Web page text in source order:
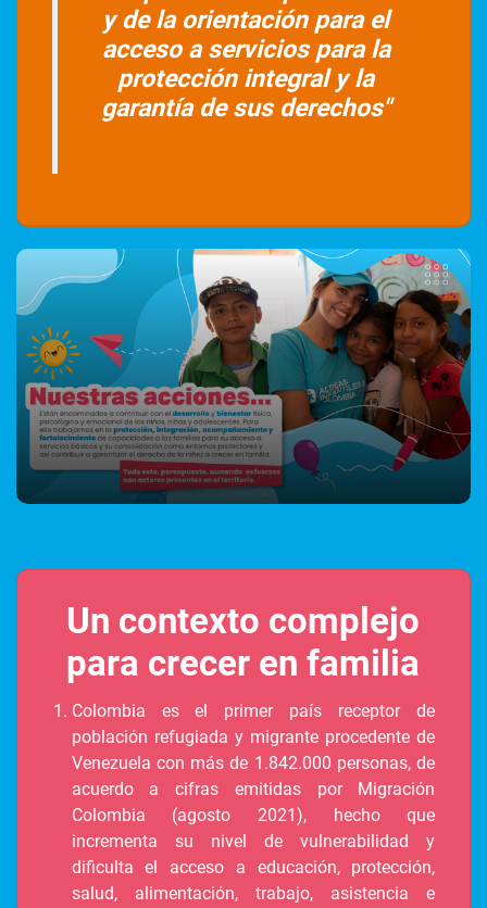
y de la orientación para el
acceso a servicios para la
protección integral y la
garantía de sus derechos"
Un contexto complejo
para crecer en familia
Colombia es el primer país receptor de
población refugiada y migrante procedente de
Venezuela con más de 1.842.000 personas, de
acuerdo a cifras emitidas por Migración
Colombia (agosto 2021), hecho que
incrementa su nivel de vulnerabilidad y
dificulta el acceso a educación, protección,
salud, alimentación, trabajo, asistencia e